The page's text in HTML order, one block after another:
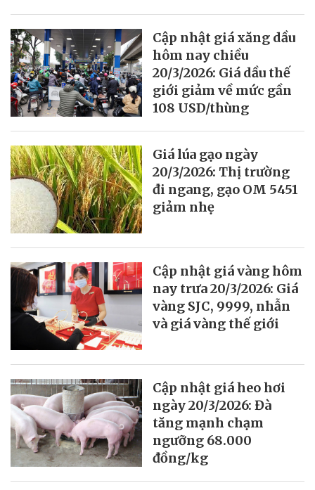
Cập nhật giá xăng dầu
hôm nay chiều
20/3/2026: Giá dầu thế
giới giảm về mức gần
108 USD/thùng
Giá lúa gạo ngày
20/3/2026: Thị trường
đi ngang, gạo OM 5451
giảm nhẹ
Cập nhật giá vàng hôm
nay trưa 20/3/2026: Giá
vàng SJC, 9999, nhẫn
và giá vàng thế giới
Cập nhật giá heo hơi
ngày 20/3/2026: Đà
tăng mạnh chạm
ngưỡng 68.000
đồng/kg